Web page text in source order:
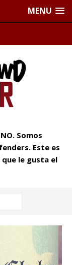
MENU
Somos
Este es
le gusta el